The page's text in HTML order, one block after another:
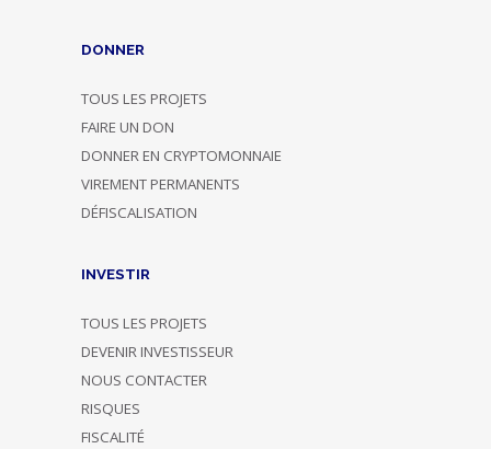
DONNER
TOUS LES PROJETS
FAIRE UN DON
DONNER EN CRYPTOMONNAIE
VIREMENT PERMANENTS
DÉFISCALISATION
INVESTIR
TOUS LES PROJETS
DEVENIR INVESTISSEUR
NOUS CONTACTER
RISQUES
FISCALITÉ